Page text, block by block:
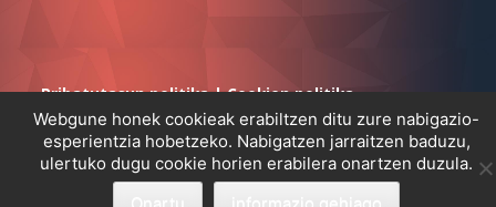
Pribatutasun politika|Cookien politika
Webgune honek cookieak erabiltzen ditu zure nabigazio-
esperientzia hobetzeko. Nabigatzen jarraitzen baduzu,
ulertuko dugu cookie horien erabilera onartzen duzula.